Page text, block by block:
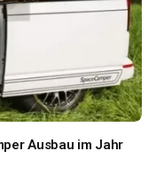
Ausbau im Jahr